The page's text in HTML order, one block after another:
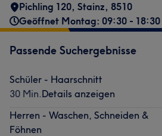
Pichling 120, Stainz, 8510
Geöffnet Montag: 09:30 - 18:30
Passende Suchergebnisse
Schüler - Haarschnitt
30 Min.Details anzeigen
Herren - Waschen, Schneiden &
Föhnen